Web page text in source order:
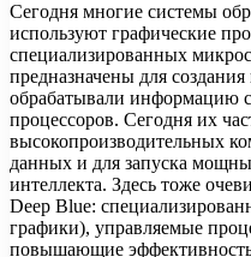
Сегодня многие системы
используют графические
специализированных
предназначены для
обрабатывали информацию
процессоров. Сегодня их
высокопроизводительных
данных и для запуска
интеллекта. Здесь тоже
Deep Blue:
графики), управляемые
повышающие